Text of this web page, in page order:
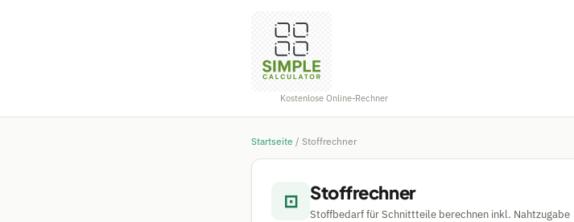
Kostenlose Online-Rechner
Startseite / Stoffrechner
⊡ Stoffrechner
Stoffbedarf für Schnittteile berechnen inkl. Nahtzugabe